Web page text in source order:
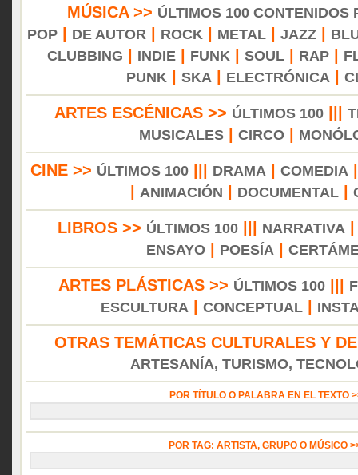
MÚSICA >> ÚLTIMOS 100 CONTENIDOS
POP| DE AUTOR ROCK METAL| JAZZ|
CLUBBING
INDIE| FUNK SOUL| RAP|
PUNK
SKA ELECTRÓNICA
ARTES ESCÉNICAS >> ÚLTIMOS 100
MUSICALES
CIRCO
CINE >> ÚLTIMOS 100||| DRAMA COMEDIA
ANIMACIÓN DOCUMENTAL|
LIBROS >> ÚLTIMOS 100 NARRATIVA
ENSAYO| POESÍA
ARTES PLÁSTICAS >> ÚLTIMOS 100|||
ESCULTURA
CONCEPTUAL
OTRAS TEMÁTICAS CULTURALES Y
ARTESANÍA, TURISMO,
POR TÍTULO O PALABRA EN EL TEXTO
POR TAG: ARTISTA, GRUPO O MÚSICO